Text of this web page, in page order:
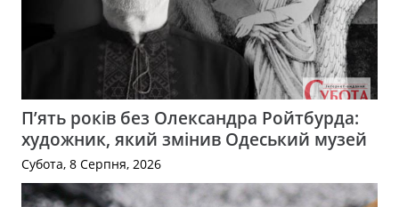
П’ять років без Олександра Ройтбурда:
художник, який змінив Одеський музей
Субота, 8 Серпня, 2026